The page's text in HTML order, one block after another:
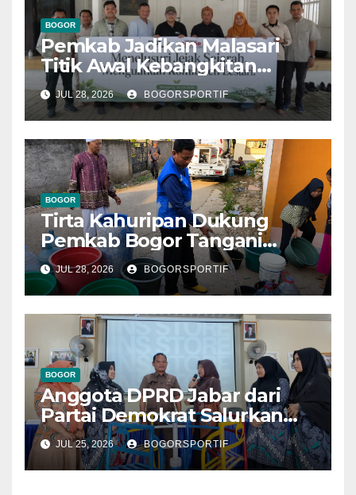
BOGOR
Pemkab Jadikan Malasari
Titik Awal Kebangkitan
Bogor, PPLI Perkuat
Komitmen Lestarikan Alam
dan Warisan Sejarah
JUL 28, 2026 BOGORSPORTIF
BOGOR
Tirta Kahuripan Dukung
Pemkab Bogor Tangani
Dampak Kemarau
JUL 28, 2026 BOGORSPORTIF
BOGOR
Anggota DPRD Jabar dari
Partai Demokrat Salurkan
Bantuan Perlengkapan
Taman Kanak Kanak
JUL 25, 2026 BOGORSPORTIF